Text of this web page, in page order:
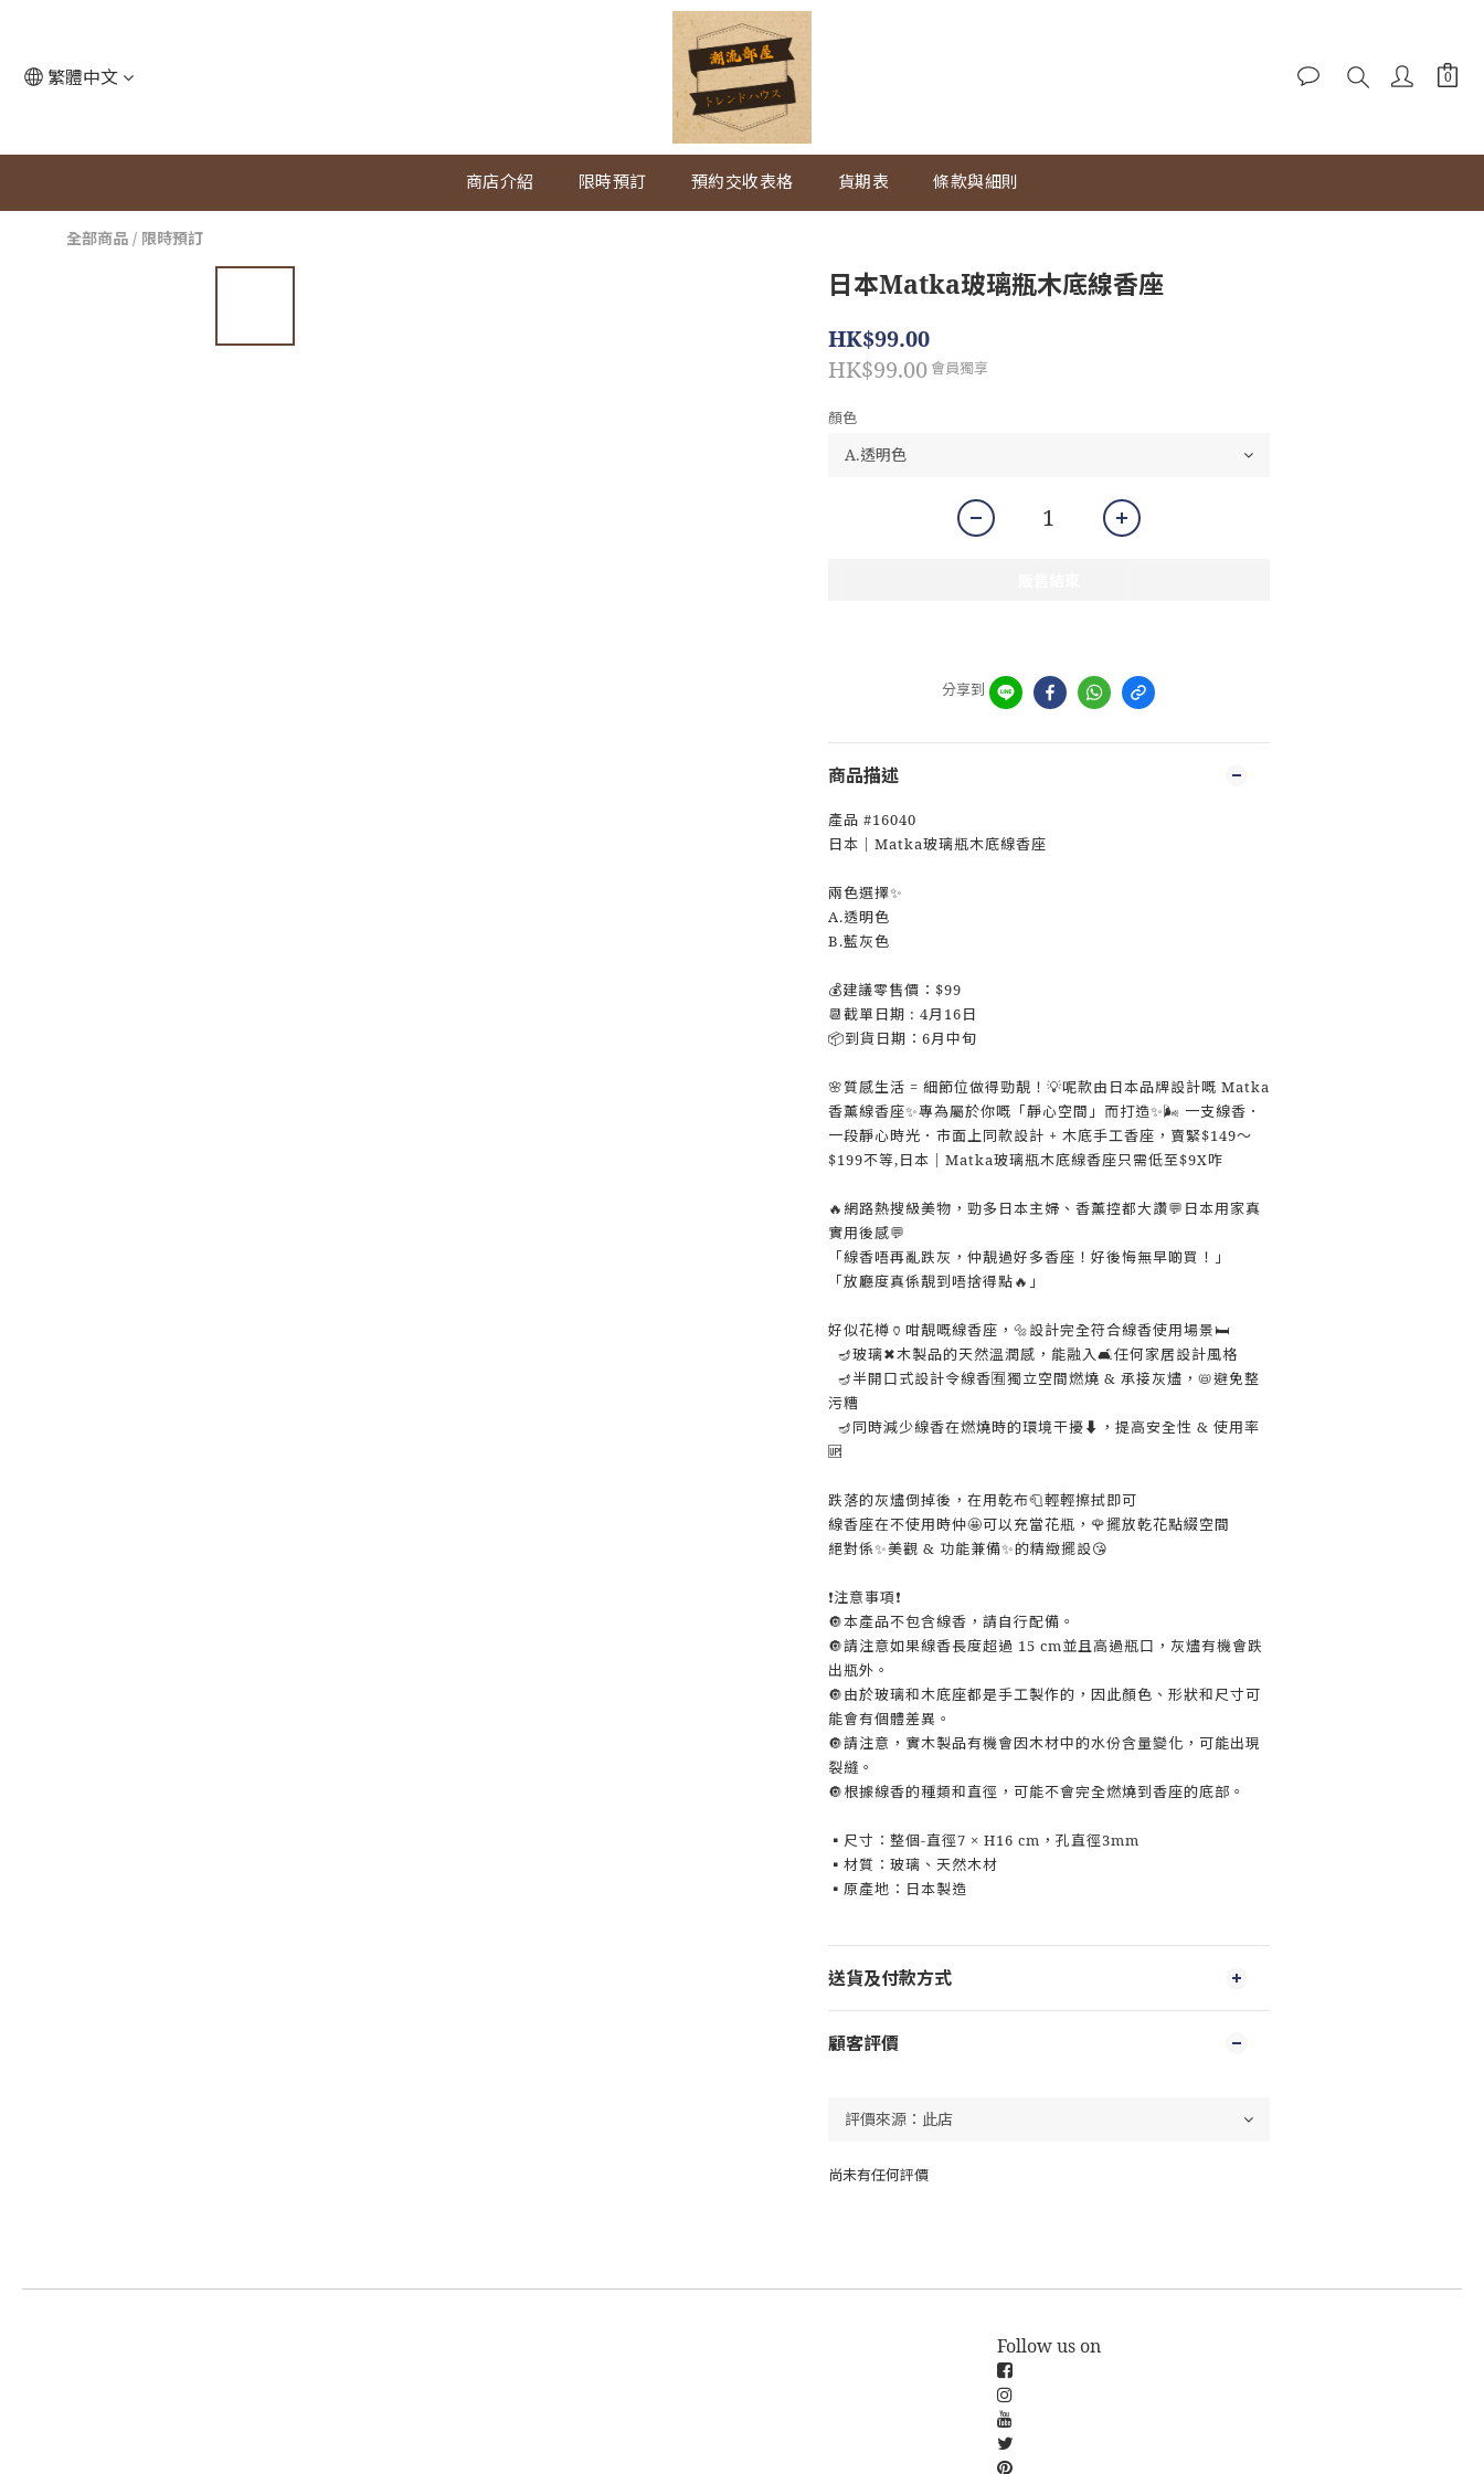
繁體中文
商店介紹 限時預訂 預約交收表格 貨期表 條款與細則
全部商品 / 限時預訂
日本Matka玻璃瓶木底線香座
HK$99.00
HK$99.00 會員獨享
顏色
分享到
商品描述
產品 #16040
日本｜Matka玻璃瓶木底線香座
兩色選擇✨
A.透明色
B.藍灰色
💰建議零售價：$99
📆截單日期 : 4月16日
📦到貨日期：6月中旬
🌸質感生活 = 細節位做得勁靚！💡呢款由日本品牌設計嘅 Matka
香薰線香座✨專為屬於你嘅「靜心空間」而打造✨🌬 一支線香．
一段靜心時光．市面上同款設計 + 木底手工香座，賣緊$149～
$199不等,日本｜Matka玻璃瓶木底線香座只需低至$9X咋
🔥網路熱搜級美物，勁多日本主婦、香薰控都大讚💬日本用家真
實用後感💬
「線香唔再亂跌灰，仲靚過好多香座！好後悔無早啲買！」
「放廳度真係靚到唔捨得點🔥」
好似花樽🏺咁靚嘅線香座，🔩設計完全符合線香使用場景🛏
🪔玻璃✖木製品的天然溫潤感，能融入🛋任何家居設計風格
🪔半開口式設計令線香🈶獨立空間燃燒 & 承接灰燼，📛避免整
污糟
🪔同時減少線香在燃燒時的環境干擾⬇，提高安全性 & 使用率
🆙
跌落的灰燼倒掉後，在用乾布🧻輕輕擦拭即可
線香座在不使用時仲🤩可以充當花瓶，🌹擺放乾花點綴空間
絕對係✨美觀 & 功能兼備✨的精緻擺設😘
❗注意事項❗
🔘本產品不包含線香，請自行配備。
🔘請注意如果線香長度超過 15 cm並且高過瓶口，灰燼有機會跌
出瓶外。
🔘由於玻璃和木底座都是手工製作的，因此顏色、形狀和尺寸可
能會有個體差異。
🔘請注意，實木製品有機會因木材中的水份含量變化，可能出現
裂縫。
🔘根據線香的種類和直徑，可能不會完全燃燒到香座的底部。
▪尺寸：整個-直徑7 × H16 cm，孔直徑3mm
▪材質：玻璃、天然木材
▪原產地：日本製造
送貨及付款方式
顧客評價
尚未有任何評價
Follow us on